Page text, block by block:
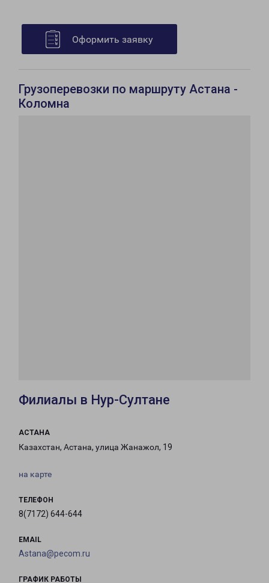
Оформить заявку
Грузоперевозки по маршруту Астана -
Коломна
Филиалы в Нур-Султане
АСТАНА
Казахстан, Астана, улица Жанажол, 19
на карте
ТЕЛЕФОН
8(7172) 644-644
EMAIL
Astana@pecom.ru
ГРАФИК РАБОТЫ